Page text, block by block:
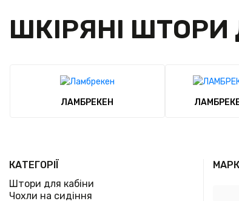
ШКІРЯНІ
ЛАМБРЕКЕН
КАТЕГОРІЇ
Штори для кабіни
Чохли на сидіння